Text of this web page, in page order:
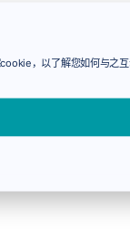
，以了解您如何与之